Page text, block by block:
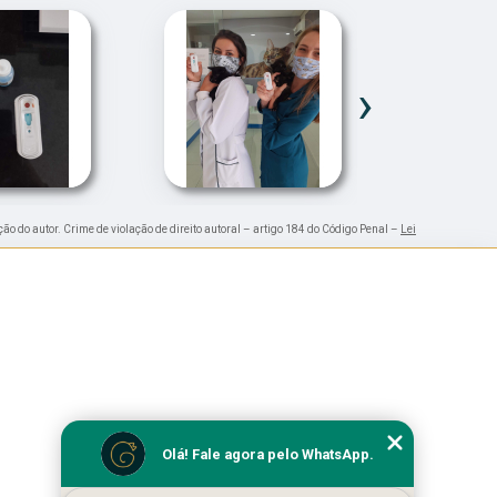
›
do autor. Crime de violação de direito autoral – artigo 184 do Código Penal – Lei
Olá! Fale agora pelo WhatsApp.